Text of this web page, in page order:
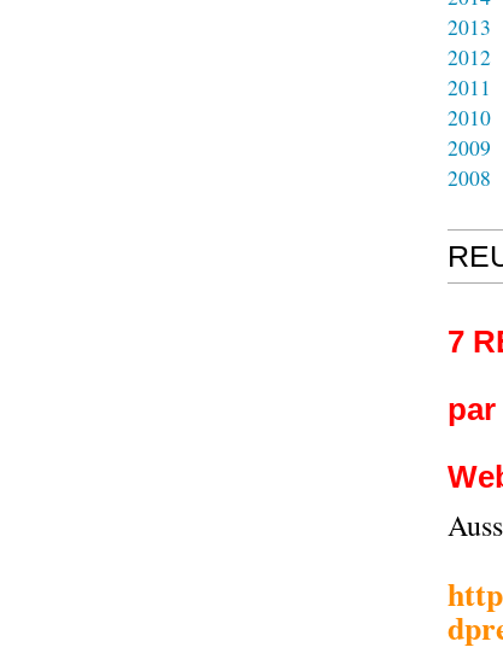
2013
2012
2011
2010
2009
2008
7
par